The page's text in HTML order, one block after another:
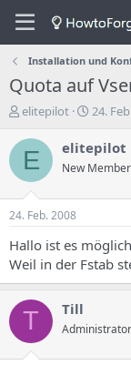
Installation und
Quota auf
E
s
e
e
r
d
e
T
e
m
elitepilot
E
s
t
e
n
g
s
t
m
24.
E elitepilot
New Member
24. Feb. 2008
Hallo ist es
Weil in der Fstab
T Till
Administrator